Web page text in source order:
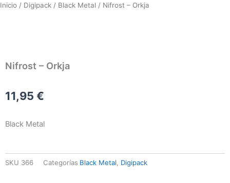
Inicio / Digipack / Black Metal / Nifrost – Orkja
Nifrost – Orkja
11,95 €
Black Metal
SKU 366 Categorías Black Metal Digipack